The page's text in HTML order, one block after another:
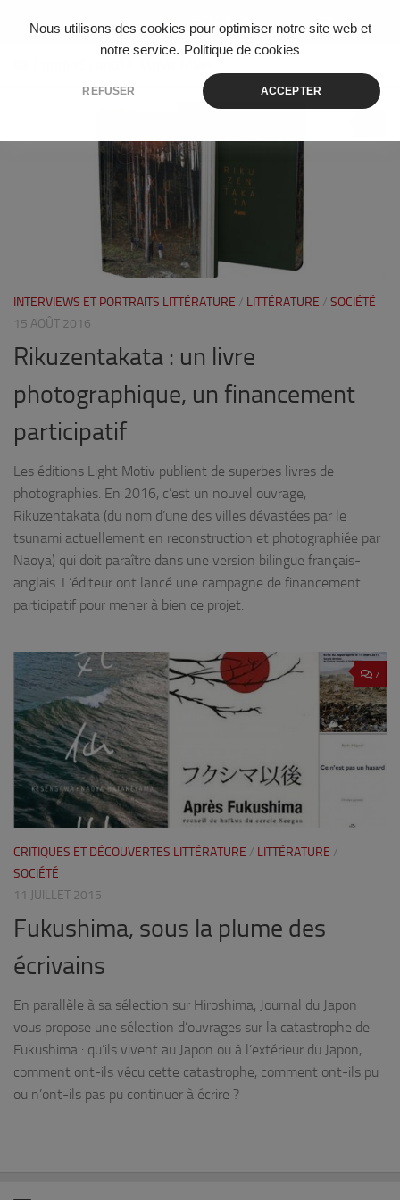
Nous utilisons des cookies pour optimiser notre site web et
notre service. Politique de cookies
REFUSER ACCEPTER
Skip to content
INTERVIEWS ET PORTRAITS LITTÉRATURE / LITTÉRATURE / SOCIÉTÉ
15 AOÛT 2016
Rikuzentakata : un livre
photographique, un financement
participatif
Les éditions Light Motiv publient de superbes livres de
photographies. En 2016, c’est un nouvel ouvrage,
Rikuzentakata (du nom d’une des villes dévastées par le
tsunami actuellement en reconstruction et photographiée par
Naoya) qui doit paraître dans une version bilingue français-
anglais. L’éditeur ont lancé une campagne de financement
participatif pour mener à bien ce projet.
7
CRITIQUES ET DÉCOUVERTES LITTÉRATURE / LITTÉRATURE /
SOCIÉTÉ
11 JUILLET 2015
Fukushima, sous la plume des
écrivains
En parallèle à sa sélection sur Hiroshima, Journal du Japon
vous propose une sélection d’ouvrages sur la catastrophe de
Fukushima : qu’ils vivent au Japon ou à l’extérieur du Japon,
comment ont-ils vécu cette catastrophe, comment ont-ils pu
ou n’ont-ils pas pu continuer à écrire ?